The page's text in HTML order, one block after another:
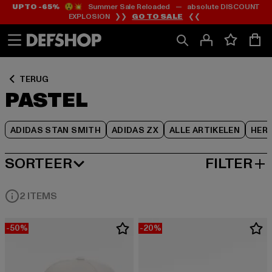
Ga
naar
Ga
naar
UP TO -65%😲💥 Summer Sale Reloaded — absolute DISCOUNT
EXPLOSION ❯❯ GO TO SALE ❮❮
TERUG
PASTEL
ADIDAS STAN SMITH ADIDAS ZX ALLE ARTIKELEN
Ga
naar
Rooster
SORTEER
MEEST POPULAIRE FILTER
2 ITEMS
-50% -20%